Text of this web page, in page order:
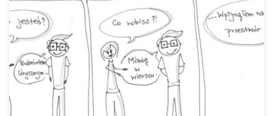
Jednym z niezawodnych sposobów na
opanowanie teorii jest zabarwienie jej
humorystycznie i zbudowanie tym samym
skojarzeń. Aby efekt wzmocnić- można dodać
obrazki. I co otrzymujemy jako produkt końcowy?
Komiksy! O tym, że myślografia stała mi się
bardzo bliska już wiecie. W kilku wpisach dzieliłam